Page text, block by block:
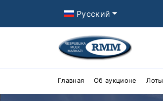
Русский
Главная Об аукционе Лоты